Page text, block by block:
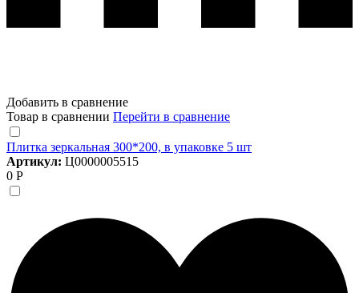
Добавить в сравнение
Товар в сравнении Перейти в сравнение
Плитка зеркальная 300*200, в упаковке 5 шт
Артикул: Ц0000005515
0 Р